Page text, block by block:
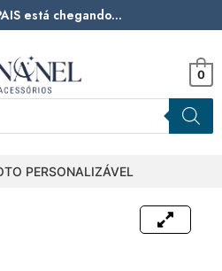
está chegando...
0
PERSONALIZÁVEL